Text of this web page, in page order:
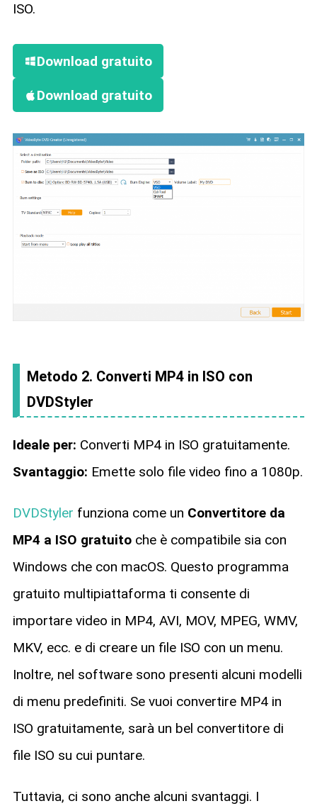
ISO.
Download gratuito
Download gratuito
Metodo 2. Converti MP4 in ISO con
DVDStyler
Ideale per: Converti MP4 in ISO gratuitamente.
Svantaggio: Emette solo file video fino a 1080p.
DVDStyler funziona come un Convertitore da
MP4 a ISO gratuitoche è compatibile sia con
Windows che con macOS. Questo programma
gratuito multipiattaforma ti consente di
importare video in MP4, AVI, MOV, MPEG, WMV,
MKV, ecc. e di creare un file ISO con un menu.
Inoltre, nel software sono presenti alcuni modelli
di menu predefiniti. Se vuoi convertire MP4 in
ISO gratuitamente, sarà un bel convertitore di
file ISO su cui puntare.
Tuttavia, ci sono anche alcuni svantaggi. I